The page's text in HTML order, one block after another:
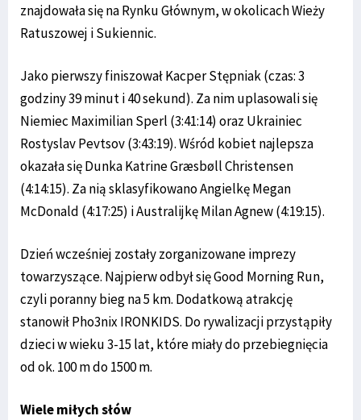
znajdowała się na Rynku Głównym, w okolicach Wieży
Ratuszowej i Sukiennic.
Jako pierwszy finiszował Kacper Stępniak (czas: 3
godziny 39 minut i 40 sekund). Za nim uplasowali się
Niemiec Maximilian Sperl (3:41:14) oraz Ukrainiec
Rostyslav Pevtsov (3:43:19). Wśród kobiet najlepsza
okazała się Dunka Katrine Græsbøll Christensen
(4:14:15). Za nią sklasyfikowano Angielkę Megan
McDonald (4:17:25) i Australijkę Milan Agnew (4:19:15).
Dzień wcześniej zostały zorganizowane imprezy
towarzyszące. Najpierw odbył się Good Morning Run,
czyli poranny bieg na 5 km. Dodatkową atrakcję
stanowił Pho3nix IRONKIDS. Do rywalizacji przystąpiły
dzieci w wieku 3-15 lat, które miały do przebiegnięcia
od ok. 100 m do 1500 m.
Wiele miłych słów